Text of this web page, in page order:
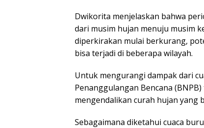
Dwikorita menjelaskan bahwa
dari musim hujan menuju musim
diperkirakan mulai berkurang,
bisa terjadi di beberapa wilayah.
Untuk mengurangi dampak dari
Penanggulangan Bencana
mengendalikan curah hujan yang
Sebagaimana diketahui cuaca